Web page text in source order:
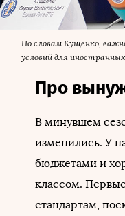
По словам Кущенко,
условий для
Про
В минувшем
изменились. У
бюджетами и
классом.
стандартам,